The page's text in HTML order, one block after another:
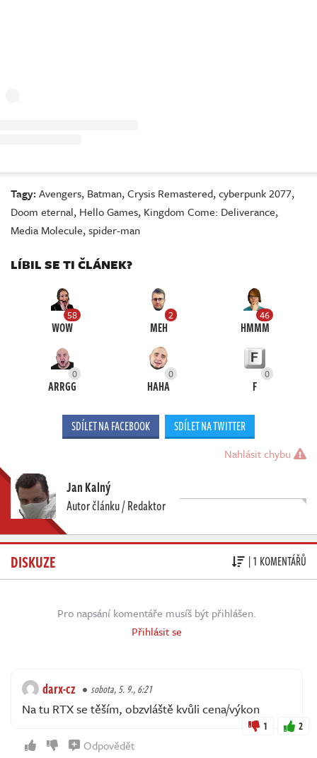
Tagy:Avengers, Batman,Crysis Remastered,cyberpunk 2077,
Doom eternal, Hello Games, Kingdom Come: Deliverance,
Media Molecule,spider-man
LÍBIL SE TI ČLÁNEK?
58
WOW
2
MEH
46
HMMM
0
ARRGG
0
HAHA
0
F
SDÍLET NA FACEBOOK SDÍLET NA TWITTER
Nahlásit chybu
Jan Kalný
Autor článku / Redaktor
DISKUZE | 1 KOMENTÁŘŮ
Pro napsání komentáře musíš být přihlášen.
Přihlásit se
darx-cz sobota, 5. 9., 6:21
Na tu RTX se těším, obzvláště kvůli cena/výkon
1 2
Odpovědět